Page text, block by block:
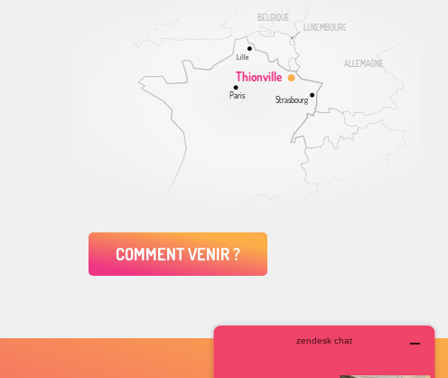
ALLEMAGNE
BELGIQUE
LUXEMBOURG
Thionville
Lille
Paris Strasbourg
COMMENT VENIR ?